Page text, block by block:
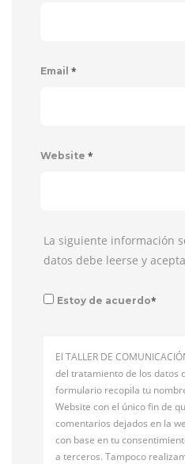
Email *
Website *
La siguiente información
datos debe leerse y
Estoy de acuerdo*
El TALLER DE
del tratamiento de los datos
formulario recopila tu
Website con el único fin de
comentarios dejados en la
con base en tu
a terceros. Tampoco